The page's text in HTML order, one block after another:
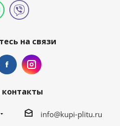
на связи
info@kupi-plitu.ru